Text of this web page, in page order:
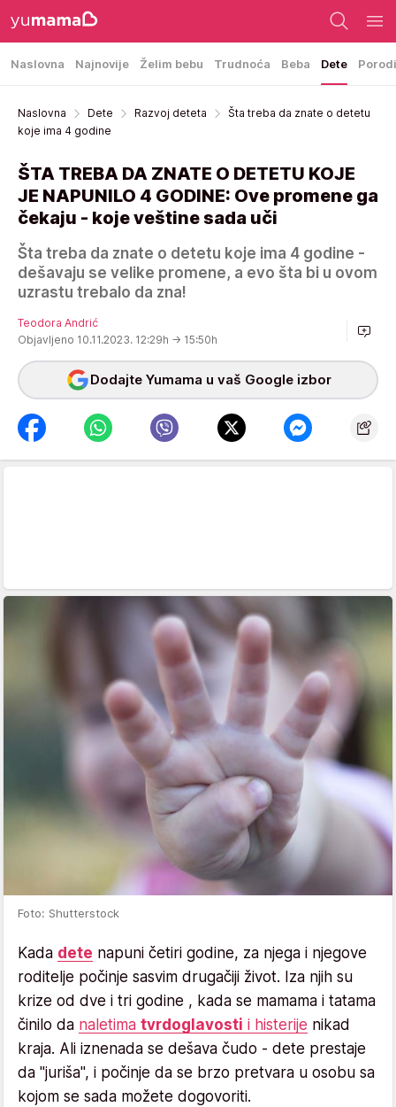
Naslovna Najnovije Želim bebu Trudnoća Beba Dete
Naslovna Dete Razvoj deteta
Šta treba da znate o detetu
koje ima 4 godine
ŠTA TREBA DA ZNATE O DETETU KOJE
JE NAPUNILO 4 GODINE: Ove promene ga
čekaju - koje veštine sada uči
Šta treba da znate o detetu koje ima 4 godine -
dešavaju se velike promene, a evo šta bi u ovom
uzrastu trebalo da zna!
Teodora Andrić
Objavljeno 10.11.2023. 12:29h → 15:50h
Dodajte Yumama u vaš Google izbor
Foto: Shutterstock
Kada dete napuni četiri godine, za njega i njegove
roditelje počinje sasvim drugačiji život. Iza njih su
krize od dve i tri godine , kada se mamama i tatama
činilo da naletima tvrdoglavosti i histerije nikad
kraja. Ali iznenada se dešava čudo - dete prestaje
da "juriša", i počinje da se brzo pretvara u osobu sa
kojom se sada možete dogovoriti.